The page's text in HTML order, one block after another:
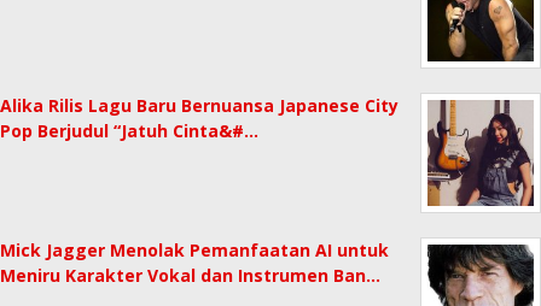
Alika Rilis Lagu Baru Bernuansa Japanese City
Pop Berjudul “Jatuh Cinta&#…
Mick Jagger Menolak Pemanfaatan AI untuk
Meniru Karakter Vokal dan Instrumen Ban…